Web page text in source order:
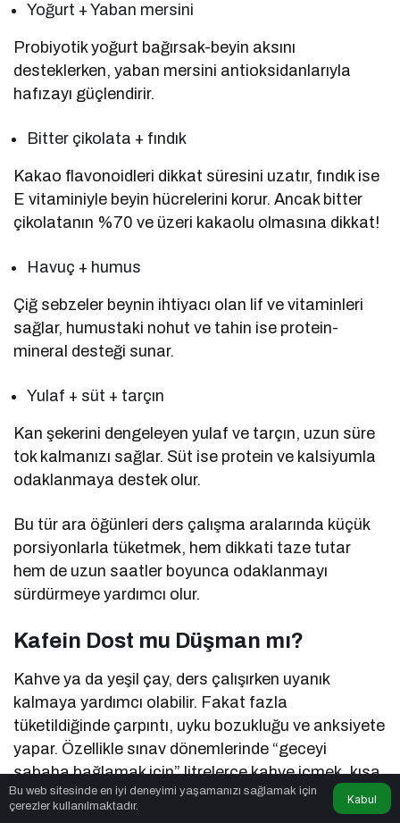
Yoğurt + Yaban mersini
Probiyotik yoğurt bağırsak-beyin aksını
desteklerken, yaban mersini antioksidanlarıyla
hafızayı güçlendirir.
Bitter çikolata + fındık
Kakao flavonoidleri dikkat süresini uzatır, fındık ise
E vitaminiyle beyin hücrelerini korur. Ancak bitter
çikolatanın %70 ve üzeri kakaolu olmasına dikkat!
Havuç + humus
Çiğ sebzeler beynin ihtiyacı olan lif ve vitaminleri
sağlar, humustaki nohut ve tahin ise protein-
mineral desteği sunar.
Yulaf + süt + tarçın
Kan şekerini dengeleyen yulaf ve tarçın, uzun süre
tok kalmanızı sağlar. Süt ise protein ve kalsiyumla
odaklanmaya destek olur.
Bu tür ara öğünleri ders çalışma aralarında küçük
porsiyonlarla tüketmek, hem dikkati taze tutar
hem de uzun saatler boyunca odaklanmayı
sürdürmeye yardımcı olur.
Kafein Dost mu Düşman mı?
Kahve ya da yeşil çay, ders çalışırken uyanık
kalmaya yardımcı olabilir. Fakat fazla
tüketildiğinde çarpıntı, uyku bozukluğu ve anksiyete
yapar. Özellikle sınav dönemlerinde “geceyi
sabaha bağlamak için” litrelerce kahve içmek, kısa
vadede işe yarıyor gibi görünse de aslında öğrenme
Bu web sitesinde en iyi deneyimi yaşamanızı sağlamak için
çerezler kullanılmaktadır.
Kabul